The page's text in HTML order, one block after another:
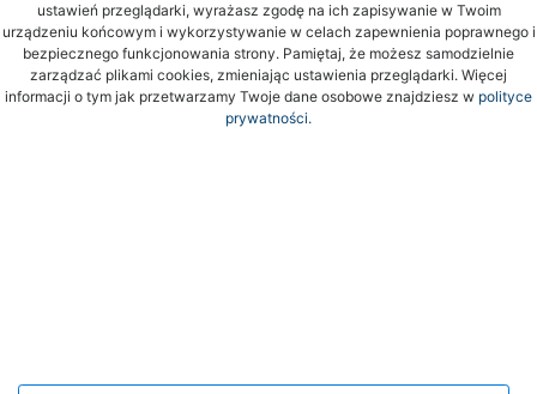
ustawień przeglądarki, wyrażasz zgodę na ich zapisywanie w Twoim
urządzeniu końcowym i wykorzystywanie w celach zapewnienia poprawnego i
bezpiecznego funkcjonowania strony. Pamiętaj, że możesz samodzielnie
zarządzać plikami cookies, zmieniając ustawienia przeglądarki. Więcej
informacji o tym jak przetwarzamy Twoje dane osobowe znajdziesz w polityce
prywatności.